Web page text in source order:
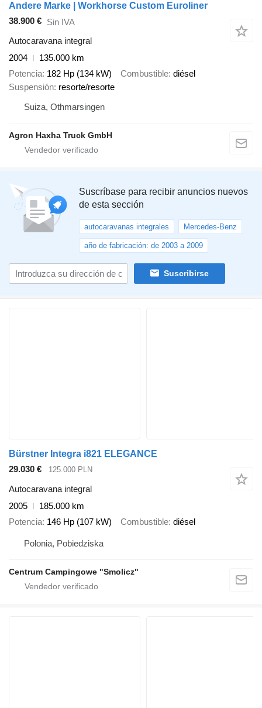
Andere Marke | Workhorse Custom Euroliner
38.900 € Sin IVA
Autocaravana integral
2004
135.000 km
Potencia 182 Hp (134 kW) Combustible diésel
Suspensión resorte/resorte
Suiza, Othmarsingen
Agron Haxha Truck GmbH
Suscríbase para recibir anuncios nuevos
de esta sección
autocaravanas integrales Mercedes-Benz
año de fabricación: de 2003 a 2009
Suscribirse
Bürstner Integra i821 ELEGANCE
29.030 €
125.000 PLN
Autocaravana integral
2005
185.000 km
Potencia 146 Hp (107 kW) Combustible diésel
Polonia, Pobiedziska
Centrum Campingowe "Smolicz"